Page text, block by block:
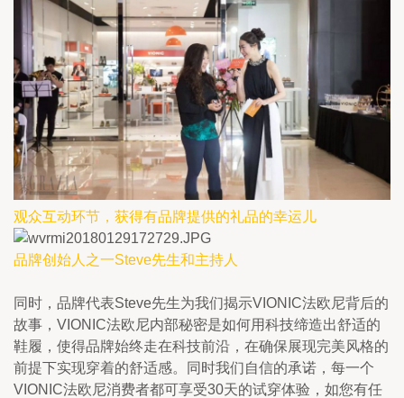
观众互动环节，获得有品牌提供的礼品的幸运儿
品牌创始人之一Steve先生和主持人
同时，品牌代表Steve先生为我们揭示VIONIC法欧尼背后的
故事，VIONIC法欧尼内部秘密是如何用科技缔造出舒适的
鞋履，使得品牌始终走在科技前沿，在确保展现完美风格的
前提下实现穿着的舒适感。同时我们自信的承诺，每一个
VIONIC法欧尼消费者都可享受30天的试穿体验，如您有任